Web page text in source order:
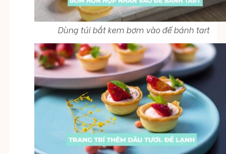
Dùng túi bắt kem bơm vào đế bánh tart